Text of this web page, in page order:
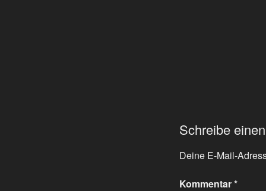
Schreibe
Deine E-Mail-
Kommentar*